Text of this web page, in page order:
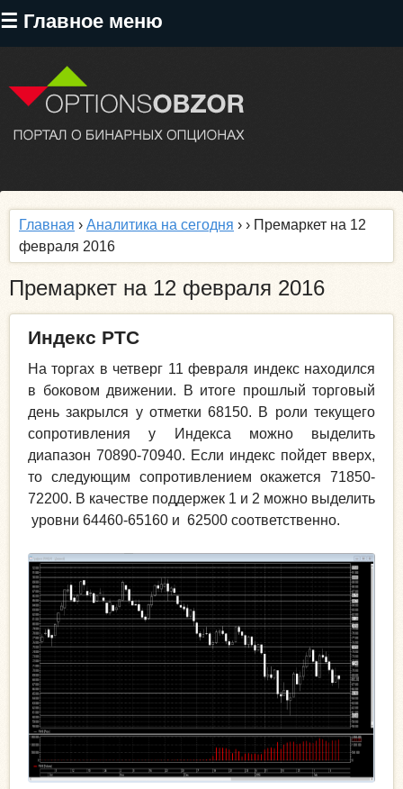
☰ Главное меню
Перейти
содержанию
Главная › Аналитика на сегодня › › Премаркет на 12
февраля 2016
Премаркет на 12 февраля 2016
Индекс РТС
На торгах в четверг 11 февраля индекс находился
в боковом движении. В итоге прошлый торговый
день закрылся у отметки 68150. В роли текущего
сопротивления у Индекса можно выделить
диапазон 70890-70940. Если индекс пойдет вверх,
то следующим сопротивлением окажется 71850-
72200. В качестве поддержек 1 и 2 можно выделить
уровни 64460-65160 и 62500 соответственно.